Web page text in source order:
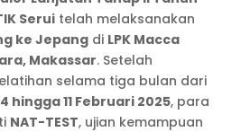
Seruitelah melaksanakan
ke Jepangdi LPK Macca
Makassar. Setelah
selama tiga bulan dari
hingga 11 Februari 2025, para
NAT-TEST, ujian kemampuan